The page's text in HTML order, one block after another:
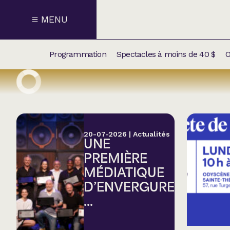
MENU
NOS
Humour
Programmation Spectacles à moins de 40 $
20-07-2026 | Actualités
UNE
PREMIÈRE
MÉDIATIQUE
D’ENVERGURE
...